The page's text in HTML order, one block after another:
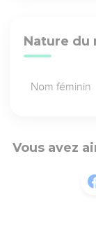
Nature du
Nom féminin
Vous avez